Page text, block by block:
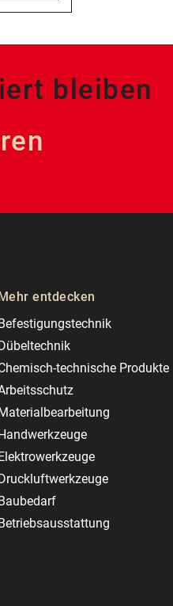
bleiben
Mehr entdecken
Befestigungstechnik
Dübeltechnik
technische Produkte
Materialbearbeitung
Handwerkzeuge
Elektrowerkzeuge
Druckluftwerkzeuge
Baubedarf
Betriebsausstattung